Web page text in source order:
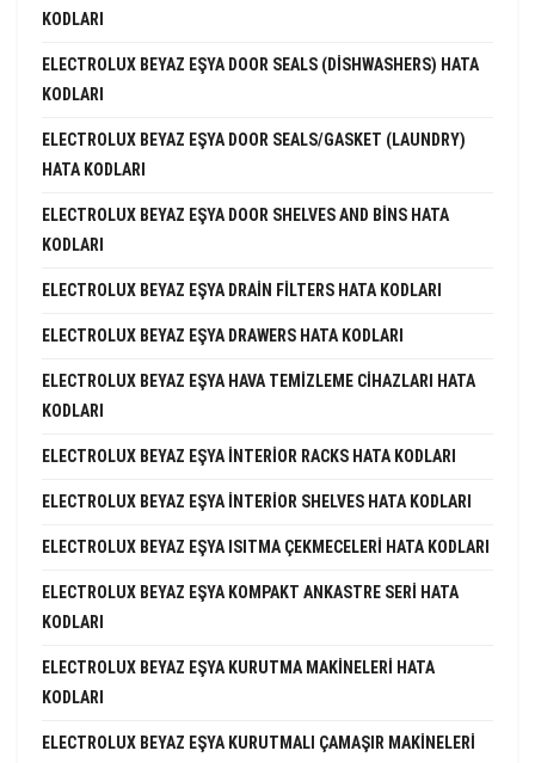
KODLARI
ELECTROLUX BEYAZ EŞYA DOOR SEALS (DISHWASHERS) HATA
KODLARI
ELECTROLUX BEYAZ EŞYA DOOR SEALS/GASKET (LAUNDRY)
HATA KODLARI
ELECTROLUX BEYAZ EŞYA DOOR SHELVES AND BINS HATA
KODLARI
ELECTROLUX BEYAZ EŞYA DRAIN FILTERS HATA KODLARI
ELECTROLUX BEYAZ EŞYA DRAWERS HATA KODLARI
ELECTROLUX BEYAZ EŞYA HAVA TEMIZLEME CIHAZLARI HATA
KODLARI
ELECTROLUX BEYAZ EŞYA INTERIOR RACKS HATA KODLARI
ELECTROLUX BEYAZ EŞYA INTERIOR SHELVES HATA KODLARI
ELECTROLUX BEYAZ EŞYA ISITMA ÇEKMECELERI HATA KODLARI
ELECTROLUX BEYAZ EŞYA KOMPAKT ANKASTRE SERI HATA
KODLARI
ELECTROLUX BEYAZ EŞYA KURUTMA MAKINELERI HATA
KODLARI
ELECTROLUX BEYAZ EŞYA KURUTMALI ÇAMAŞIR MAKINELERI